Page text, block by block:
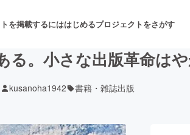
を掲載するにははじめるプロジェクトをさがす
。小さな出版革命は
kusanoha1942 書籍・雑誌出版